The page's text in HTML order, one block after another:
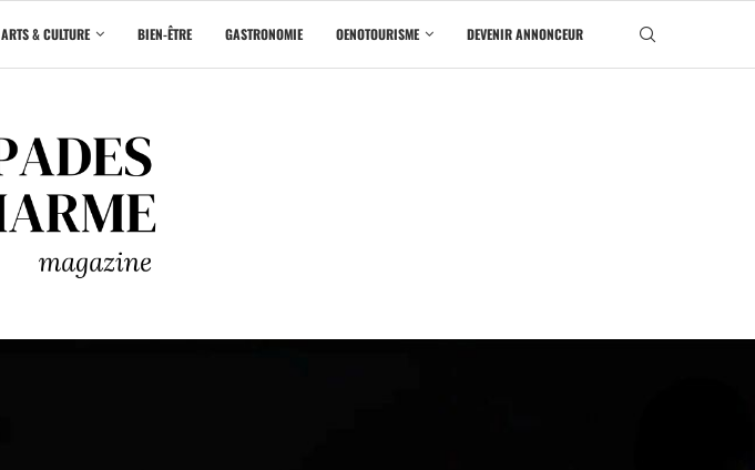
ARTS & CULTURE BIEN-ÊTRE GASTRONOMIE OENOTOURISME DEVENIR ANNONCEUR